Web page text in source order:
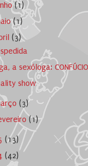
(1)
(1)
(3)
a sexóloga: CONFÚCIO
show
(3)
(1)
(13)
(42)